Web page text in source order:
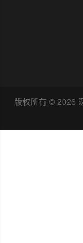
版权所有 © 2026